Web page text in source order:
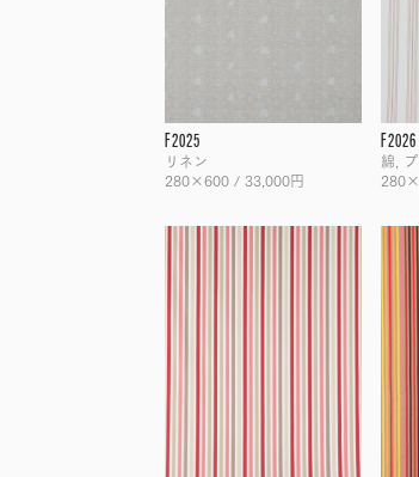
F2025
リネン
280×600 / 33,000円
F2026
綿,